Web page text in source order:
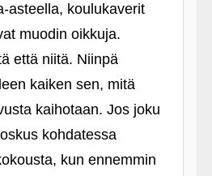
asteella, koulukaverit
muodin oikkuja.
että niitä. Niinpä
kaiken sen, mitä
kaihotaan. Jos joku
kohdatessa
kun ennemmin